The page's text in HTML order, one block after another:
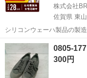
株式会社
佐賀県 東
シリコンウェーハ製品の製
やカップルとの応募OK◎年
実♪業務はクリーンルーム
300円～の格安食堂あり！《
佐賀 伊万里市 東山
0805-
300円